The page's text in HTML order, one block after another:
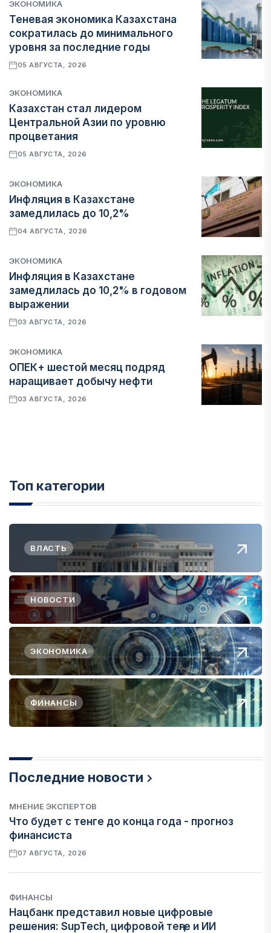
ЭКОНОМИКА
Теневая экономика Казахстана
сократилась до минимального
уровня за последние годы
05 АВГУСТА, 2026
ЭКОНОМИКА
Казахстан стал лидером
Центральной Азии по уровню
процветания
05 АВГУСТА, 2026
ЭКОНОМИКА
Инфляция в Казахстане
замедлилась до 10,2%
04 АВГУСТА, 2026
ЭКОНОМИКА
Инфляция в Казахстане
замедлилась до 10,2% в годовом
выражении
03 АВГУСТА, 2026
ЭКОНОМИКА
ОПЕК+ шестой месяц подряд
наращивает добычу нефти
03 АВГУСТА, 2026
Топ категории
ВЛАСТЬ
НОВОСТИ
ЭКОНОМИКА
ФИНАНСЫ
Последние новости
МНЕНИЕ ЭКСПЕРТОВ
Что будет с тенге до конца года - прогноз
финансиста
07 АВГУСТА, 2026
ФИНАНСЫ
Нацбанк представил новые цифровые
решения: SupTech, цифровой теңге и ИИ